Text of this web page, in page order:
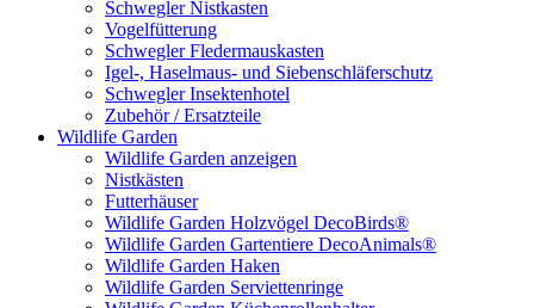
Schwegler Nistkasten
Vogelfütterung
Schwegler Fledermauskasten
Igel-, Haselmaus- und Siebenschläferschutz
Schwegler Insektenhotel
Zubehör / Ersatzteile
Wildlife Garden
Wildlife Garden anzeigen
Nistkästen
Futterhäuser
Wildlife Garden Holzvögel DecoBirds®
Wildlife Garden Gartentiere DecoAnimals®
Wildlife Garden Haken
Wildlife Garden Serviettenringe